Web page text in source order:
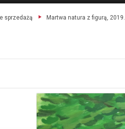
sprzedażą Martwa natura z figurą, 2019.